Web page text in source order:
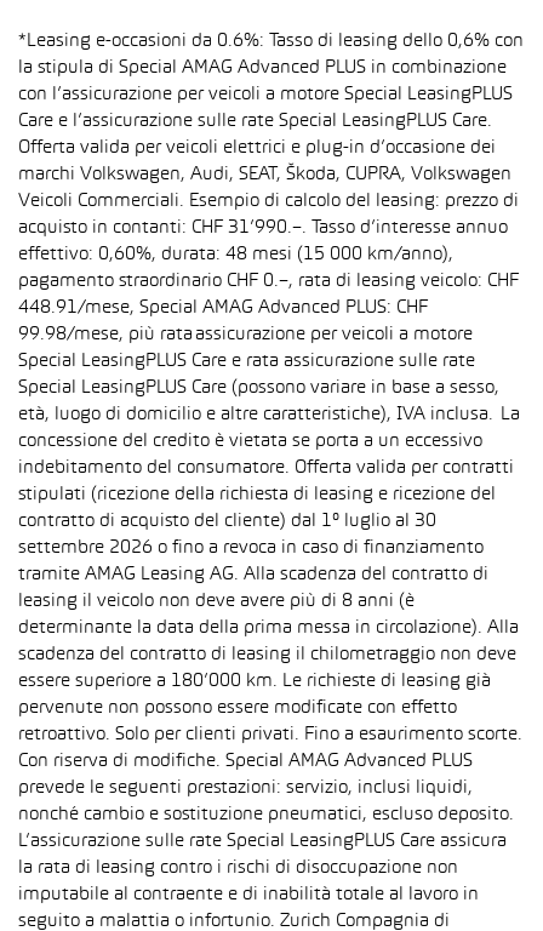
*Leasing e-occasioni da 0.6%: Tasso di leasing dello 0,6% con
la stipula di Special AMAG Advanced PLUS in combinazione
con l’assicurazione per veicoli a motore Special LeasingPLUS
Care e l’assicurazione sulle rate Special LeasingPLUS Care.
Offerta valida per veicoli elettrici e plug-in d’occasione dei
marchi Volkswagen, Audi, SEAT, Škoda, CUPRA, Volkswagen
Veicoli Commerciali. Esempio di calcolo del leasing: prezzo di
acquisto in contanti: CHF 31’990.–. Tasso d’interesse annuo
effettivo: 0,60%, durata: 48 mesi (15 000 km/anno),
pagamento straordinario CHF 0.–, rata di leasing veicolo: CHF
448.91/mese, Special AMAG Advanced PLUS: CHF
99.98/mese, più rata assicurazione per veicoli a motore
Special LeasingPLUS Care e rata assicurazione sulle rate
Special LeasingPLUS Care (possono variare in base a sesso,
età, luogo di domicilio e altre caratteristiche), IVA inclusa. La
concessione del credito è vietata se porta a un eccessivo
indebitamento del consumatore. Offerta valida per contratti
stipulati (ricezione della richiesta di leasing e ricezione del
contratto di acquisto del cliente) dal 1° luglio al 30
settembre 2026 o fino a revoca in caso di finanziamento
tramite AMAG Leasing AG. Alla scadenza del contratto di
leasing il veicolo non deve avere più di 8 anni (è
determinante la data della prima messa in circolazione). Alla
scadenza del contratto di leasing il chilometraggio non deve
essere superiore a 180’000 km. Le richieste di leasing già
pervenute non possono essere modificate con effetto
retroattivo. Solo per clienti privati. Fino a esaurimento scorte.
Con riserva di modifiche. Special AMAG Advanced PLUS
prevede le seguenti prestazioni: servizio, inclusi liquidi,
nonché cambio e sostituzione pneumatici, escluso deposito.
L’assicurazione sulle rate Special LeasingPLUS Care assicura
la rata di leasing contro i rischi di disoccupazione non
imputabile al contraente e di inabilità totale al lavoro in
seguito a malattia o infortunio. Zurich Compagnia di